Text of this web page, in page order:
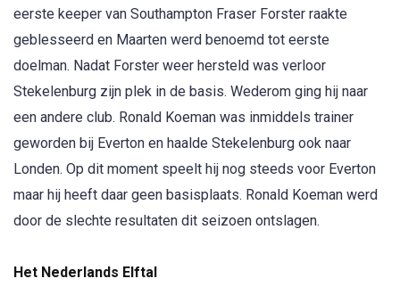
eerste keeper van Southampton Fraser Forster raakte
geblesseerd en Maarten werd benoemd tot eerste
doelman. Nadat Forster weer hersteld was verloor
Stekelenburg zijn plek in de basis. Wederom ging hij naar
een andere club. Ronald Koeman was inmiddels trainer
geworden bij Everton en haalde Stekelenburg ook naar
Londen. Op dit moment speelt hij nog steeds voor Everton
maar hij heeft daar geen basisplaats. Ronald Koeman werd
door de slechte resultaten dit seizoen ontslagen.
Het Nederlands Elftal